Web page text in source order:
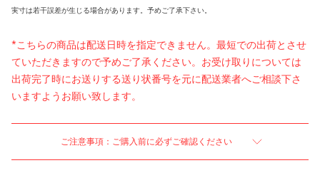
実寸は若干誤差が生じる場合があります。予めご了承下さい。
*こちらの商品は配送日時を指定できません。最短での出荷とさせ
ていただきますので予めご了承ください。お受け取りについては
出荷完了時にお送りする送り状番号を元に配送業者へご相談下さ
いますようお願い致します。
ご注意事項：ご購入前に必ずご確認ください